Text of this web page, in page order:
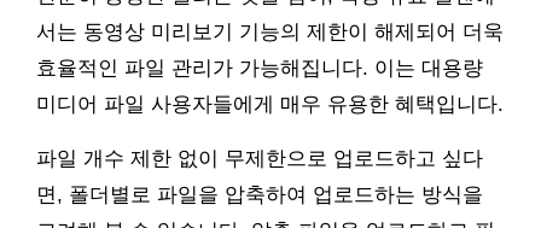
서는 동영상 미리보기 기능의 제한이 해제되어 더욱
효율적인 파일 관리가 가능해집니다. 이는 대용량
미디어 파일 사용자들에게 매우 유용한 혜택입니다.
파일 개수 제한 없이 무제한으로 업로드하고 싶다
면, 폴더별로 파일을 압축하여 업로드하는 방식을